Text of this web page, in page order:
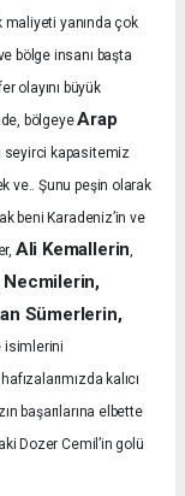
yanında çok
bölge insanı başta
olayını büyük
bölgeyeArap
seyirci kapasitemiz
ve.. Şunu peşin olarak
beni Karadeniz’in ve
Ali Kemallerin,
Necmilerin,
Sümerlerin,
isimlerini
kalıcı
başarılarına elbette
Dozer Cemil’in golü